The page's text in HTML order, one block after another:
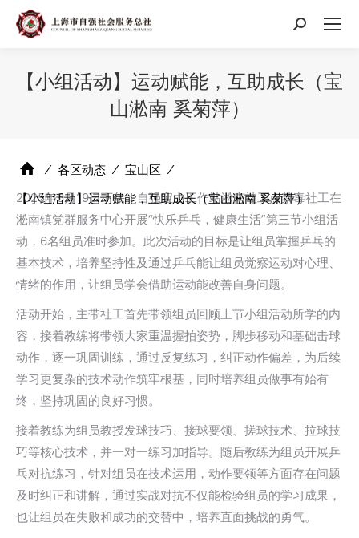
搜
【小组活动】运动赋能，互助成长（宝
山淞南 奚菊萍）
⁄ 各区动态 ⁄ 宝山区 ⁄
【小组活动】运动赋能，互助成长（宝山淞南 奚菊萍）
2025年6月19日下午，自强宝山工作站淞南社工点禁毒社工在
淞南镇党群服务中心开展“快乐乒乓，健康生活”第三节小组活
动，6名组员准时参加。此次活动的目标是让组员掌握乒乓的
基本技术，培养坚持性及通过乒乓能让组员觉察运动对心理、
情绪的作用，让组员学会借助运动能改善自身问题。
活动开始，主带社工首先带领组员回顾上节小组活动所学的内
容，接着教练将带领大家重温握拍姿势，脚步移动和基础击球
动作，逐一巩固训练，通过反复练习，纠正动作偏差，为后续
学习更复杂的技术动作筑牢根基，同时培养组员做事有始有
终，坚持巩固的良好习惯。
接着教练为组员教授发球技巧、接球要领、搓球技术、拉球技
巧等核心技术，并一对一练习加指导。随后教练为组员开展乒
乓对抗练习，针对组员在技术运用，动作要领等方面存在问题
及时纠正和讲解，通过实战对抗不仅能检验组员的学习成果，
也让组员在失败和成功的交替中，培养直面挑战的勇气。